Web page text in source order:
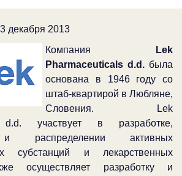
декабря 2013
Компания
Lek
Pharmaceuticals d.d. была
основана в 1946 году со
штаб-квартирой в Любляне,
Словения. Lek
d.d. участвует в разработке,
и распределении активных
субстанций и лекарственных
осуществляет разработку и